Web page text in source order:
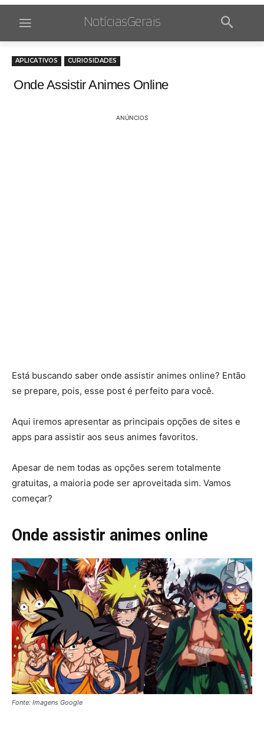
NotíciasGerais
APLICATIVOS CURIOSIDADES
Onde Assistir Animes Online
ANÚNCIOS
Está buscando saber onde assistir animes online? Então
se prepare, pois, esse post é perfeito para você.
Aqui iremos apresentar as principais opções de sites e
apps para assistir aos seus animes favoritos.
Apesar de nem todas as opções serem totalmente
gratuitas, a maioria pode ser aproveitada sim. Vamos
começar?
Onde assistir animes online
Fonte: Imagens Google